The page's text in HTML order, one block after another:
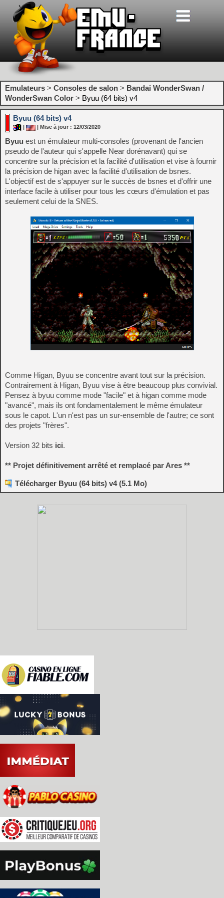
Emulateurs > Consoles de salon > Bandai WonderSwan /
WonderSwan Color > Byuu (64 bits) v4
Byuu (64 bits) v4
| Mise à jour : 12/03/2020
Byuu est un émulateur multi-consoles (provenant de l'ancien
pseudo de l'auteur qui s'appelle Near dorénavant) qui se
concentre sur la précision et la facilité d'utilisation et vise à fournir
la précision de higan avec la facilité d'utilisation de bsnes.
L'objectif est de s'appuyer sur le succès de bsnes et d'offrir une
interface facile à utiliser pour tous les cœurs d'émulation et pas
seulement celui de la SNES.
Comme Higan, Byuu se concentre avant tout sur la précision.
Contrairement à Higan, Byuu vise à être beaucoup plus convivial.
Pensez à byuu comme mode "facile" et à higan comme mode
"avancé", mais ils ont fondamentalement le même émulateur
sous le capot. L'un n'est pas un sur-ensemble de l'autre; ce sont
des projets "frères".
Version 32 bits ici.
** Projet définitivement arrêté et remplacé par Ares **
Télécharger Byuu (64 bits) v4 (5.1 Mo)